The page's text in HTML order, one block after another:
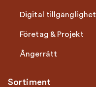
Digital tillgänglighet
Företag & Projekt
Ångerrätt
Sortiment